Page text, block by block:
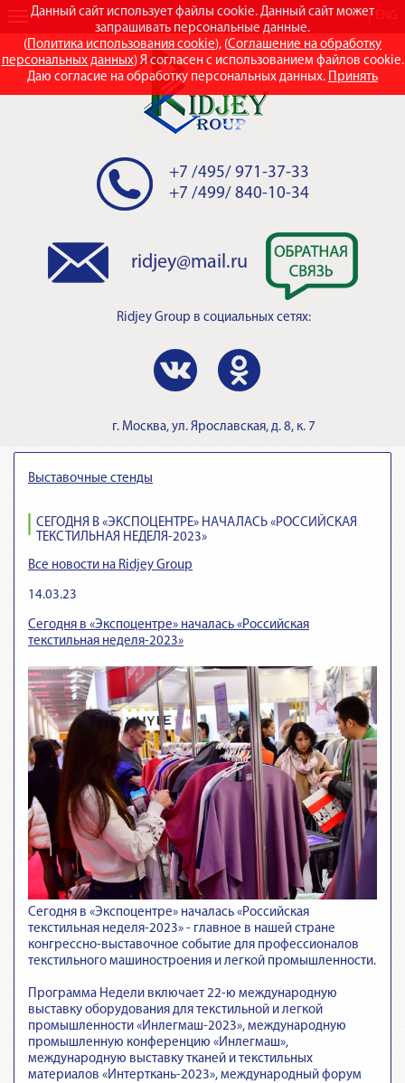
Данный сайт использует файлы cookie. Данный сайт может
запрашивать персональные данные.
(Политика использования cookie), (Соглашение на обработку
персональных данных) Я согласен с использованием файлов cookie.
Даю согласие на обработку персональных данных. Принять
RUS
+7 /495/ 971-37-33
+7 /499/ 840-10-34
ridjey@mail.ru
Ridjey Group в социальных сетях:
г. Москва, ул. Ярославская, д. 8, к. 7
Выставочные стенды
СЕГОДНЯ В «ЭКСПОЦЕНТРЕ» НАЧАЛАСЬ «РОССИЙСКАЯ
ТЕКСТИЛЬНАЯ НЕДЕЛЯ-2023»
Все новости на Ridjey Group
14.03.23
Сегодня в «Экспоцентре» началась «Российская
текстильная неделя-2023»
Сегодня в «Экспоцентре» началась «Российская
текстильная неделя-2023» - главное в нашей стране
конгрессно-выставочное событие для профессионалов
текстильного машиностроения и легкой промышленности.
Программа Недели включает 22-ю международную
выставку оборудования для текстильной и легкой
промышленности «Инлегмаш-2023», международную
промышленную конференцию «Инлегмаш»,
международную выставку тканей и текстильных
материалов «Интерткань-2023», международный форум